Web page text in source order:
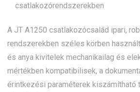
csatlakozórendszerekben
A JT A1250 csatlakozócsalád ipari,
rendszerekben széles körben
és anya kivitelek mechanikailag és
mértékben kompatibilisek, a
érintkezési paraméterek kiszámítható